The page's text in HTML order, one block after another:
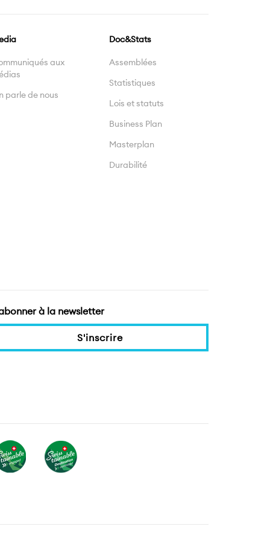
aux
parle de nous
Doc&Stats
Assemblées
Statistiques
Lois et statuts
Business Plan
Masterplan
Durabilité
à la newsletter
S'inscrire